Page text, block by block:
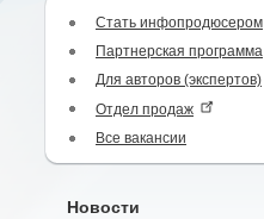
Стать инфопродюсером
Партнерская программа
Для авторов (экспертов)
Отдел продаж
Все вакансии
Новости